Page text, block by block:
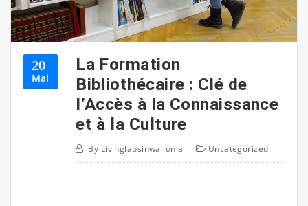
20
Mai
La Formation
Bibliothécaire : Clé de
l’Accès à la Connaissance
et à la Culture
By Livinglabsinwallonia Uncategorized